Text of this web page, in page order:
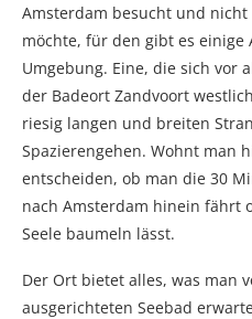
Amsterdam besucht und
möchte, für den gibt es
Umgebung. Eine, die sich vor
der Badeort Zandvoort
riesig langen und breiten
Spazierengehen. Wohnt man
entscheiden, ob man die 30
nach Amsterdam hinein fährt
Seele baumeln lässt.
Der Ort bietet alles, was man
ausgerichteten Seebad